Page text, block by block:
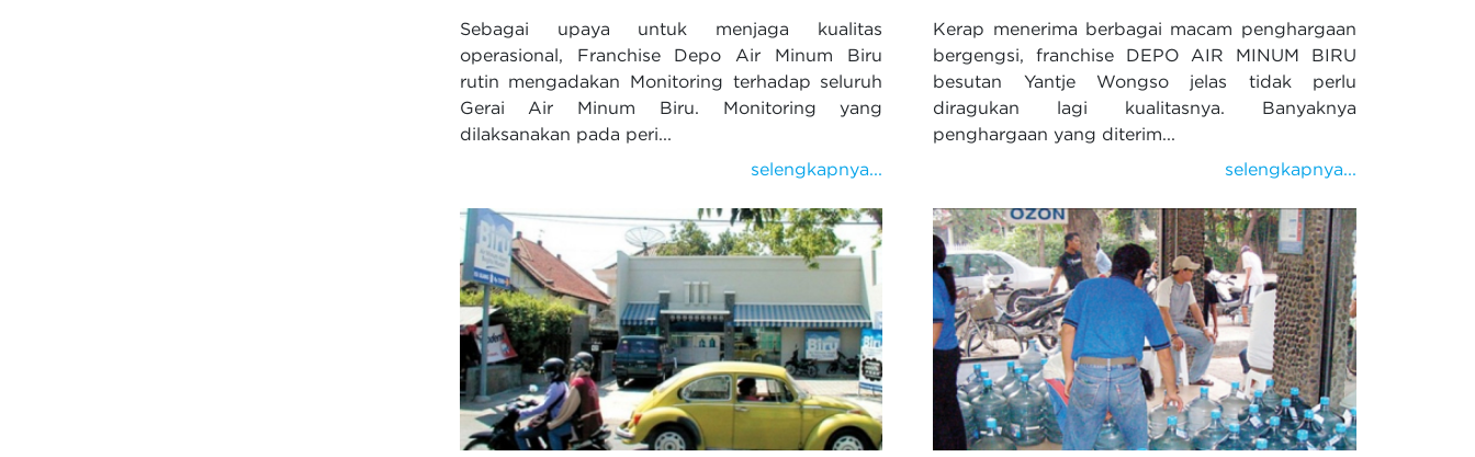
Sebagai upaya untuk menjaga kualitas
operasional, Franchise Depo Air Minum Biru
rutin mengadakan Monitoring terhadap seluruh
Gerai Air Minum Biru. Monitoring yang
dilaksanakan pada peri...
selengkapnya...
Kerap menerima berbagai macam penghargaan
bergengsi, franchise DEPO AIR MINUM BIRU
besutan Yantje Wongso jelas tidak perlu
diragukan lagi kualitasnya. Banyaknya
penghargaan yang diterim...
selengkapnya...